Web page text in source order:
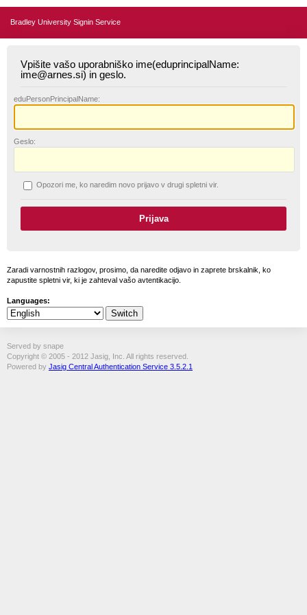
Bradley University Signin Service
Vpišite vašo uporabniško ime(eduprincipalName:
ime@arnes.si) in geslo.
eduPersonPrincipalName:
Geslo:
Opozori me, ko naredim novo prijavo v drugi spletni vir.
Zaradi varnostnih razlogov, prosimo, da naredite odjavo in zaprete brskalnik, ko
zapustite spletni vir, ki je zahteval vašo avtentikacijo.
Languages:
Served by snape
Copyright © 2005 - 2012 Jasig, Inc. All rights reserved.
Powered by Jasig Central Authentication Service 3.5.2.1